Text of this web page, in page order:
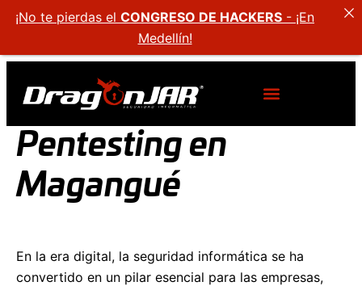
Pentesting en
Magangué
En la era digital, la seguridad informática se ha
convertido en un pilar esencial para las empresas,
¡No te pierdas el CONGRESO DE HACKERS - ¡En
Medellín!